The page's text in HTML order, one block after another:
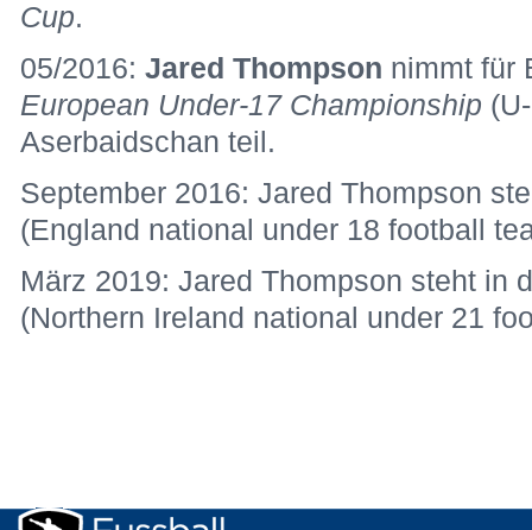
Cup.
05/2016:Jared Thompson nimmt für
European Under-17 Championship
Aserbaidschan teil.
September 2016: Jared Thompson
(England national under 18 football
März 2019: Jared Thompson steht in
(Northern Ireland national under 21